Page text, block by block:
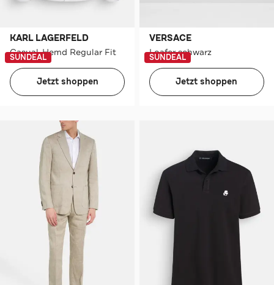
KARL LAGERFELD
Casual-Hemd Regular Fit
SUNDEAL
Jetzt shoppen
VERSACE
Loafer schwarz
SUNDEAL
Jetzt shoppen